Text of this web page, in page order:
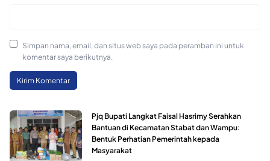
Simpan nama, email, dan situs web saya pada peramban ini untuk
komentar saya berikutnya.
Pjq Bupati Langkat Faisal Hasrimy Serahkan
Bantuan di Kecamatan Stabat dan Wampu:
Bentuk Perhatian Pemerintah kepada
Masyarakat